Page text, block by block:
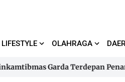
LIFESTYLE OLAHRAGA
Garda Terdepan